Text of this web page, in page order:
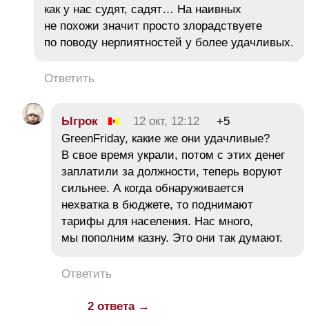
как у нас судят, садят… На наивных
не похожи значит просто злорадствуете
по поводу нерпиятностей у более удачливых.
Ответить
Ыгрок 12 окт, 12:12
+5
GreenFriday, какие же они удачливые?
В свое время украли, потом с этих денег
заплатили за должности, теперь воруют
сильнее. А когда обнаруживается
нехватка в бюджете, то поднимают
тарифы для населения. Нас много,
мы пополним казну. Это они так думают.
Ответить
2 ответа →